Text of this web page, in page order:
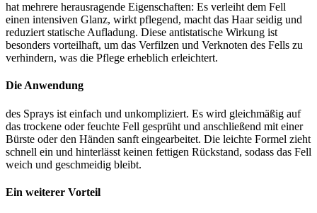
hat mehrere herausragende Eigenschaften: Es verleiht dem Fell
einen intensiven Glanz, wirkt pflegend, macht das Haar seidig und
reduziert statische Aufladung. Diese antistatische Wirkung ist
besonders vorteilhaft, um das Verfilzen und Verknoten des Fells zu
verhindern, was die Pflege erheblich erleichtert.
Die Anwendung
des Sprays ist einfach und unkompliziert. Es wird gleichmäßig auf
das trockene oder feuchte Fell gesprüht und anschließend mit einer
Bürste oder den Händen sanft eingearbeitet. Die leichte Formel zieht
schnell ein und hinterlässt keinen fettigen Rückstand, sodass das Fell
weich und geschmeidig bleibt.
Ein weiterer Vorteil